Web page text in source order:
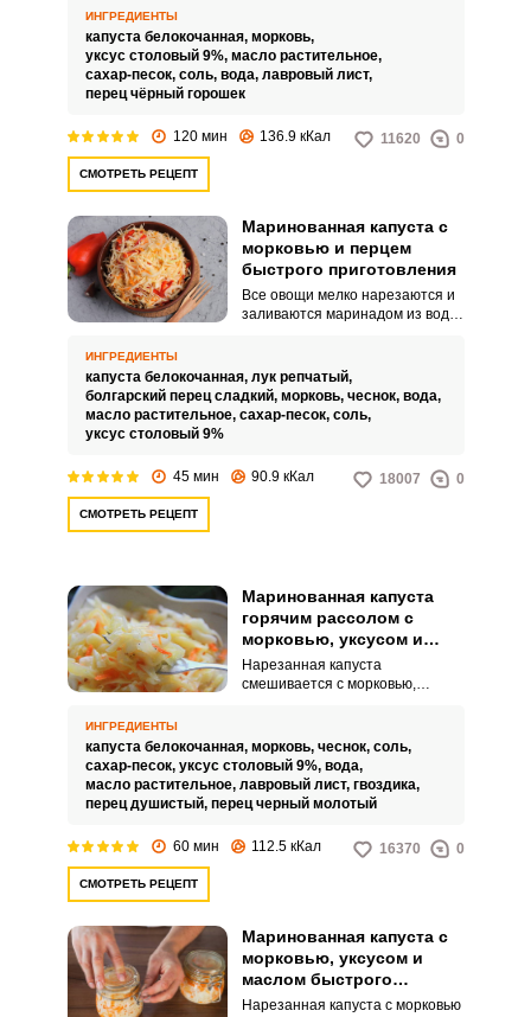
соли сахара. Всё оставляется
на полтора часа,
раскладывается по банкам и
отправляется на хранение в
ИНГРЕДИЕНТЫ
капуста белокочанная, морковь,
уксус столовый 9%, масло растительное,
сахар-песок, соль, вода, лавровый лист,
перец чёрный горошек
120 мин 136.9 кКал 11620 0
СМОТРЕТЬ РЕЦЕПТ
Маринованная капуста с
морковью и перцем
быстрого приготовления
Все овощи мелко нарезаются и
заливаются маринадом из воды,
минут получится очень вкусное,
хрустящее и полезное блюдо.
ИНГРЕДИЕНТЫ
капуста белокочанная, лук репчатый,
болгарский перец сладкий, морковь, чеснок, вода,
масло растительное, сахар-песок, соль,
уксус столовый 9%
45 мин 90.9 кКал 18007 0
СМОТРЕТЬ РЕЦЕПТ
Маринованная капуста
горячим рассолом с
морковью, уксусом и
маслом
Нарезанная капуста
смешивается с морковью,
маринадом из воды, соли,
сахара, масла, уксуса, гвоздики,
перца и лаврового листа.
ИНГРЕДИЕНТЫ
капуста белокочанная, морковь, чеснок, соль,
сахар-песок, уксус столовый 9%, вода,
масло растительное, лавровый лист, гвоздика,
перец душистый, перец черный молотый
60 мин 112.5 кКал 16370 0
СМОТРЕТЬ РЕЦЕПТ
Маринованная капуста с
морковью, уксусом и
маслом быстрого
приготовления
Нарезанная капуста с морковью